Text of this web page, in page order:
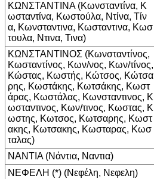
ΚΩΝΣΤΑΝΤΙΝΑ (Κωνσταντίνα, Κ
ωσταντίνα, Κωστούλα, Ντίνα, Τίν
α, Κωνσταντινα, Κωσταντινα, Κωσ
τουλα, Ντινα, Τινα)
ΚΩΝΣΤΑΝΤΙΝΟΣ (Κωνσταντίνος,
Κωσταντίνος, Κων/νος, Κων/τίνος,
Κώστας, Κωστής, Κώτσος, Κώτσα
ρης, Κωστάκης, Κωτσάκης, Κωστ
άρας, Κωστάλας, Κωνσταντινος, Κ
ωσταντινος, Κων/τινος, Κωστας, Κ
ωστης, Κωτσος, Κωτσαρης, Κωστ
ακης, Κωτσακης, Κωσταρας, Κωσ
ταλας)
ΝΑΝΤΙΑ (Νάντια, Ναντια)
ΝΕΦΕΛΗ (*) (Νεφέλη, Νεφελη)